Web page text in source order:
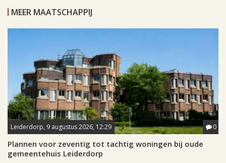
MEER MAATSCHAPPIJ
Leiderdorp, 9 augustus 2026, 12:29 0
Plannen voor zeventig tot tachtig woningen bij oude
gemeentehuis Leiderdorp